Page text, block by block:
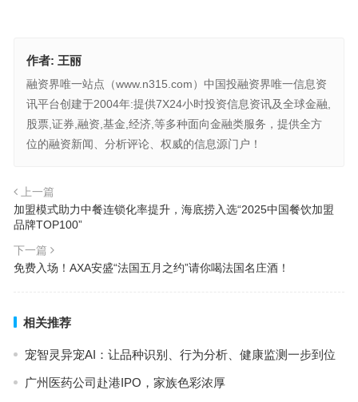
作者: 王丽
融资界唯一站点（www.n315.com）中国投融资界唯一信息资
讯平台创建于2004年:提供7X24小时投资信息资讯及全球金融,
股票,证券,融资,基金,经济,等多种面向金融类服务，提供全方
位的融资新闻、分析评论、权威的信息源门户！
上一篇
加盟模式助力中餐连锁化率提升，海底捞入选“2025中国餐饮加盟
品牌TOP100”
下一篇
免费入场！AXA安盛“法国五月之约”请你喝法国名庄酒！
相关推荐
宠智灵异宠AI：让品种识别、行为分析、健康监测一步到位
广州医药公司赴港IPO，家族色彩浓厚